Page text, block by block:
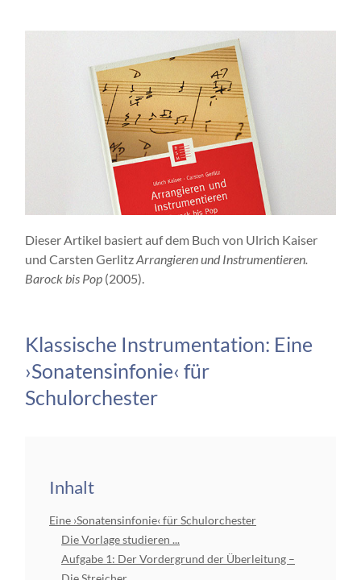
Dieser Artikel basiert auf dem Buch von Ulrich Kaiser
und Carsten GerlitzArrangieren und Instrumentieren.
Barock bis Pop (2005).
Klassische Instrumentation: Eine
›Sonatensinfonie‹ für
Schulorchester
Inhalt
Eine ›Sonatensinfonie‹ für Schulorchester
Die Vorlage studieren ...
Aufgabe 1: Der Vordergrund der Überleitung –